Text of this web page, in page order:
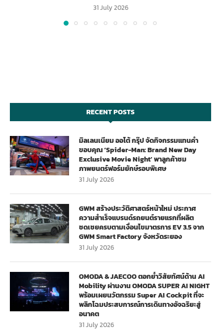
31 July 2026
RECENT POSTS
มิลเลนเนียม ออโต้ กรุ๊ป จัดกิจกรรมแทนคำ
ขอบคุณ ‘Spider-Man: Brand New Day
Exclusive Movie Night’ พาลูกค้าชม
ภาพยนตร์ฟอร์มยักษ์รอบพิเศษ
31 July 2026
GWM สร้างประวัติศาสตร์หน้าใหม่ ประกาศ
ความสำเร็จแบรนด์รถยนต์รายแรกที่ผลิต
ชดเชยครบตามเงื่อนไขมาตรการ EV 3.5 จาก
GWM Smart Factory จังหวัดระยอง
31 July 2026
OMODA & JAECOO ตอกย้ำวิสัยทัศน์ด้าน AI
Mobility ผ่านงาน OMODA SUPER AI NIGHT
พร้อมเผยนวัตกรรม Super AI Cockpit ที่จะ
พลิกโฉมประสบการณ์การเดินทางอัจฉริยะสู่
อนาคต
31 July 2026